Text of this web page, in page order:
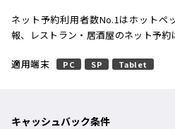
ネット予約利用者数No.1はホットペ
報、レストラン・居酒屋のネット予約
適用端末 PC SP Tablet
キャッシュバック条件